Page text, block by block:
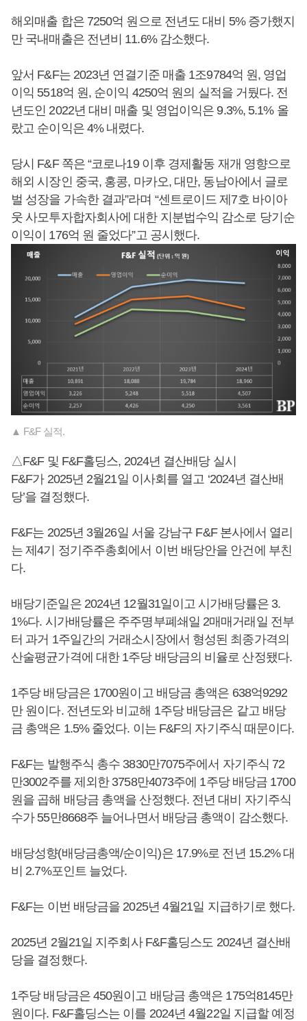
해외매출 합은 7250억 원으로 전년도 대비 5% 증가했지
만 국내매출은 전년비 11.6% 감소했다.
앞서 F&F는 2023년 연결기준 매출 1조9784억 원, 영업
이익 5518억 원, 순이익 4250억 원의 실적을 거뒀다. 전
년도인 2022년 대비 매출 및 영업이익은 9.3%, 5.1% 올
랐고 순이익은 4% 내렸다.
당시 F&F 쪽은 “코로나19 이후 경제활동 재개 영향으로
해외 시장인 중국, 홍콩, 마카오, 대만, 동남아에서 글로
벌 성장을 가속한 결과”라며 “센트로이드 제7호 바이아
웃 사모투자합자회사에 대한 지분법수익 감소로 당기순
이익이 176억 원 줄었다”고 공시했다.
▲ F&F 실적.
△F&F 및 F&F홀딩스, 2024년 결산배당 실시
F&F가 2025년 2월21일 이사회를 열고 ‘2024년 결산배
당’을 결정했다.
F&F는 2025년 3월26일 서울 강남구 F&F 본사에서 열리
는 제4기 정기주주총회에서 이번 배당안을 안건에 부친
다.
배당기준일은 2024년 12월31일이고 시가배당률은 3.
1%다. 시가배당률은 주주명부폐쇄일 2매매거래일 전부
터 과거 1주일간의 거래소시장에서 형성된 최종가격의
산술평균가격에 대한 1주당 배당금의 비율로 산정됐다.
1주당 배당금은 1700원이고 배당금 총액은 638억9292
만 원이다. 전년도와 비교해 1주당 배당금은 같고 배당
금 총액은 1.5% 줄었다. 이는 F&F의 자기주식 때문이다.
F&F는 발행주식 총수 3830만7075주에서 자기주식 72
만3002주를 제외한 3758만4073주에 1주당 배당금 1700
원을 곱해 배당금 총액을 산정했다. 전년 대비 자기주식
수가 55만8668주 늘어나면서 배당금 총액이 감소했다.
배당성향(배당금총액/순이익)은 17.9%로 전년 15.2% 대
비 2.7%포인트 늘었다.
F&F는 이번 배당금을 2025년 4월21일 지급하기로 했다.
2025년 2월21일 지주회사 F&F홀딩스도 2024년 결산배
당을 결정했다.
1주당 배당금은 450원이고 배당금 총액은 175억8145만
원이다. F&F홀딩스는 이를 2024년 4월22일 지급할 예정